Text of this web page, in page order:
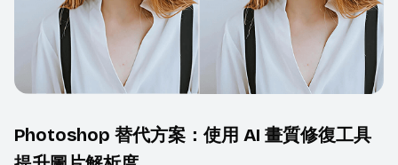
Photoshop 替代方案：使用 AI 畫質修復工具